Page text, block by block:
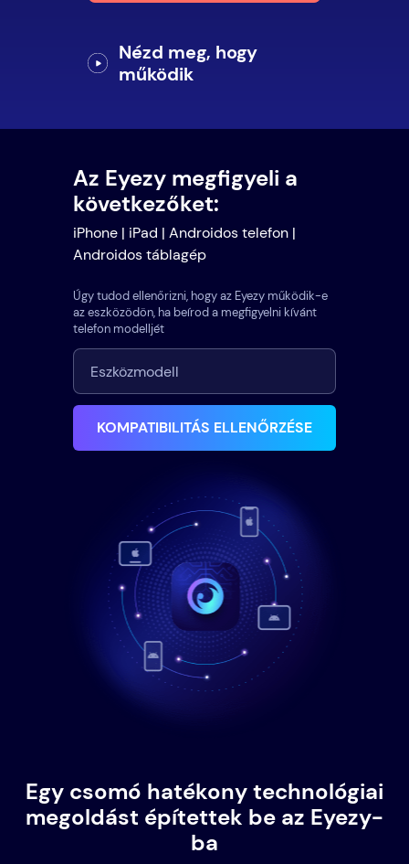
Nézd meg, hogy
működik
Az Eyezy megfigyeli a
következőket:
iPhone | iPad | Androidos telefon |
Androidos táblagép
Úgy tudod ellenőrizni, hogy az Eyezy működik-e
az eszközödön, ha beírod a megfigyelni kívánt
telefon modelljét
KOMPATIBILITÁS ELLENŐRZÉSE
Egy csomó hatékony technológiai
megoldást építettek be az Eyezy-
ba